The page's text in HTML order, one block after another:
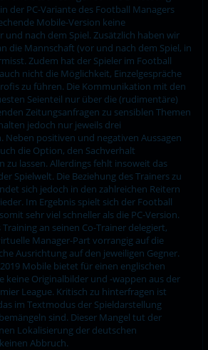
der PC-Variante des Football Managers
Mobile-Version keine
und nach dem Spiel. Zusätzlich haben wir
die Mannschaft (vor und nach dem Spiel, in
Zudem hat der Spieler im Football
nicht die Möglichkeit, Einzelgespräche
zu führen. Die Kommunikation mit den
Seienteil nur über die (rudimentäre)
Zeitungsanfragen zu sensiblen Themen
jedoch nur jeweils drei
Neben positiven und negativen Aussagen
die Option, den Sachverhalt
lassen. Allerdings fehlt insoweit das
Spielwelt. Die Beziehung des Trainers zu
sich jedoch in den zahlreichen Reitern
Im Ergebnis spielt sich der Football
sehr viel schneller als die PC-Version.
an seinen Co-Trainer delegiert,
Manager-Part vorrangig auf die
Ausrichtung auf den jeweiligen Gegner.
Mobile bietet für einen englischen
keine Originalbilder und -wappen aus der
League. Kritisch zu hinterfragen ist
im Textmodus der Spieldarstellung
sind. Dieser Mangel tut der
Lokalisierung der deutschen
keinen Abbruch.